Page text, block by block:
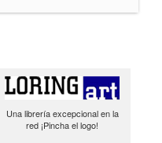
Una librería excepcional en la
red ¡Pincha el logo!